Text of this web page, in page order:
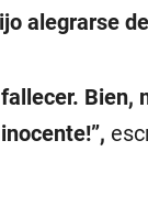
alegrarse
Bien,